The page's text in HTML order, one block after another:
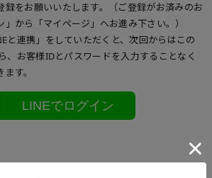
録をお願いいたします。（ご登録がお済みのお
から「マイページ」へお進み下さい。）
と連携」をしていただくと、次回からはこの
、お客様IDとパスワードを入力することなく
す。
LINEでログイン